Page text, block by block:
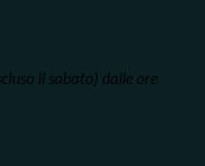
il sabato) dalle ore